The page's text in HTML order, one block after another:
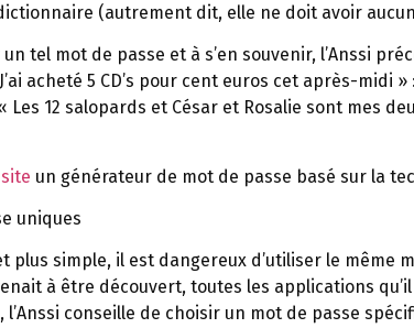
(autrement dit, elle ne doit avoir
tel mot de passe et à s’en souvenir, l’Anssi
acheté 5 CD’s pour cent euros cet après-midi
12 salopards et César et Rosalie sont mes
un générateur de mot de passe basé sur la
uniques
plus simple, il est dangereux d’utiliser le même
à être découvert, toutes les applications
l’Anssi conseille de choisir un mot de passe